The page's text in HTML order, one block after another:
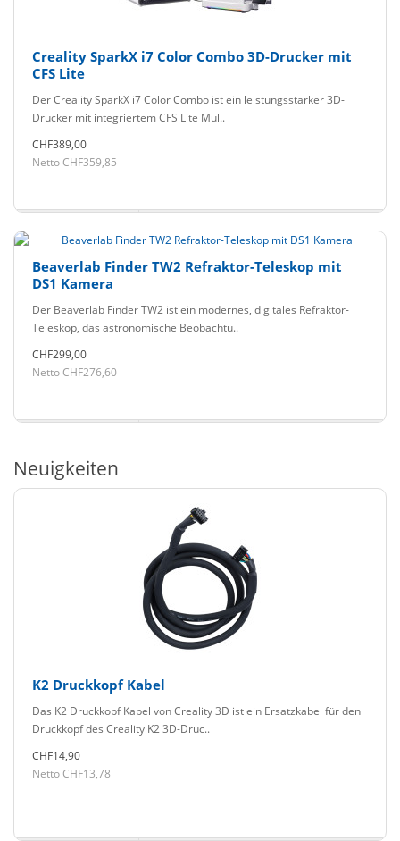
Creality SparkX i7 Color Combo 3D-Drucker mit
CFS Lite
Der Creality SparkX i7 Color Combo ist ein leistungsstarker 3D-
Drucker mit integriertem CFS Lite Mul..
CHF389,00
Netto CHF359,85
Beaverlab Finder TW2 Refraktor-Teleskop mit
DS1 Kamera
Der Beaverlab Finder TW2 ist ein modernes, digitales Refraktor-
Teleskop, das astronomische Beobachtu..
CHF299,00
Netto CHF276,60
Neuigkeiten
K2 Druckkopf Kabel
Das K2 Druckkopf Kabel von Creality 3D ist ein Ersatzkabel für den
Druckkopf des Creality K2 3D-Druc..
CHF14,90
Netto CHF13,78